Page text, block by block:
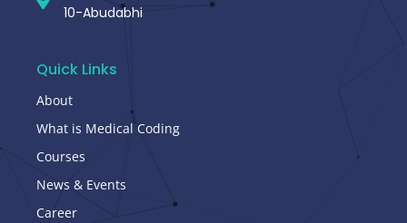
10-Abudabhi
Quick Links
About
What is Medical Coding
Courses
News & Events
Career